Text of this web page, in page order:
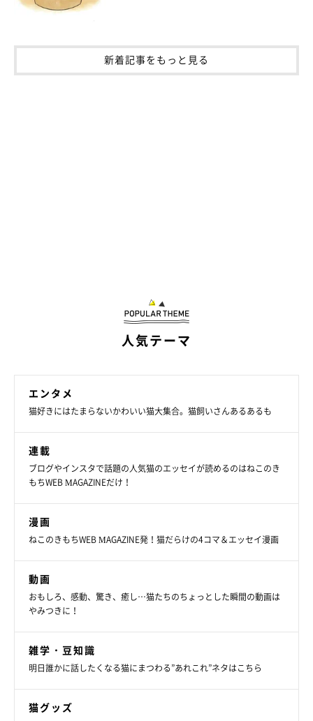
新着記事をもっと見る
人気テーマ
エンタメ
猫好きにはたまらないかわいい猫大集合。猫飼いさんあるあるも
連載
ブログやインスタで話題の人気猫のエッセイが読めるのはねこのき
もちWEB MAGAZINEだけ！
漫画
ねこのきもちWEB MAGAZINE発！猫だらけの4コマ＆エッセイ漫画
動画
おもしろ、感動、驚き、癒し…猫たちのちょっとした瞬間の動画は
やみつきに！
雑学・豆知識
明日誰かに話したくなる猫にまつわる”あれこれ”ネタはこちら
猫グッズ